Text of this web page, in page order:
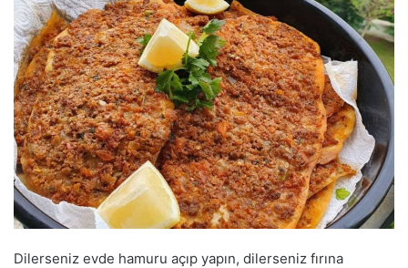
r
e
-
p
o
s
t
a
g
ö
n
d
Dilerseniz evde hamuru açıp yapın, dilerseniz fırına